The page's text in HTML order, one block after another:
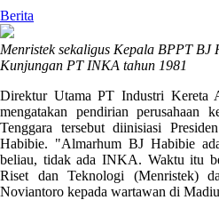
Berita
Menristek sekaligus Kepala BPPT BJ
Kunjungan PT INKA tahun 1981
Direktur Utama PT Industri Kereta
mengatakan pendirian perusahaan
Tenggara tersebut diinisiasi
Habibie. "Almarhum BJ Habibie
beliau, tidak ada INKA. Waktu itu
Riset dan Teknologi (Menristek)
Noviantoro kepada wartawan di